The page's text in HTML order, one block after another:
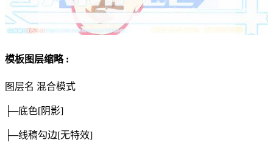
模板图层缩略 :
图层名 混合模式
├─底色[阴影]
├─线稿勾边[无特效]